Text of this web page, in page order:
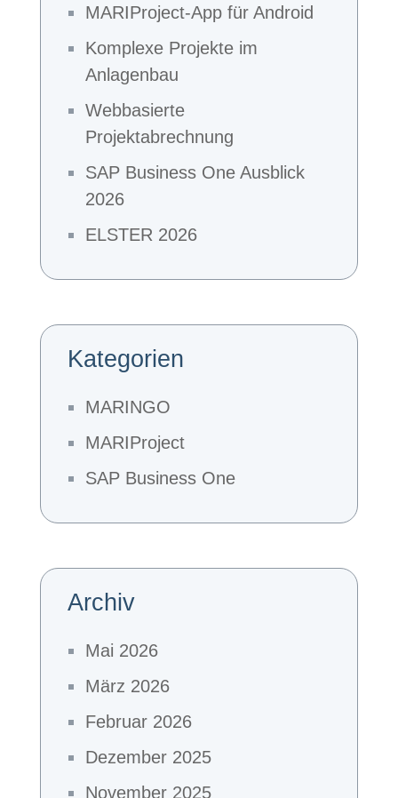
MARIProject-App für Android
Komplexe Projekte im
Anlagenbau
Webbasierte
Projektabrechnung
SAP Business One Ausblick
2026
ELSTER 2026
Kategorien
MARINGO
MARIProject
SAP Business One
Archiv
Mai 2026
März 2026
Februar 2026
Dezember 2025
November 2025